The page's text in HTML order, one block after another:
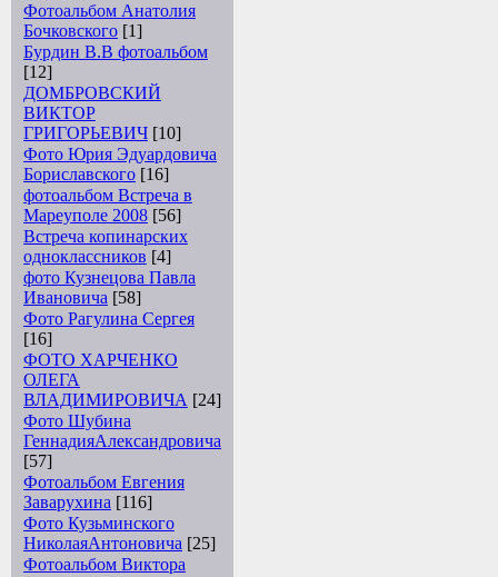
Фотоальбом Анатолия
Бочковского [1]
Бурдин В.В фотоальбом
[12]
ДОМБРОВСКИЙ
ВИКТОР
ГРИГОРЬЕВИЧ [10]
Фото Юрия Эдуардовича
Бориславского [16]
фотоальбом Встреча в
Мареуполе 2008 [56]
Встреча копинарских
одноклассников [4]
фото Кузнецова Павла
Ивановича [58]
Фото Рагулина Сергея
[16]
ФОТО ХАРЧЕНКО
ОЛЕГА
ВЛАДИМИРОВИЧА [24]
Фото Шубина
ГеннадияАлександровича
[57]
Фотоальбом Евгения
Заварухина [116]
Фото Кузьминского
НиколаяАнтоновича [25]
Фотоальбом Виктора